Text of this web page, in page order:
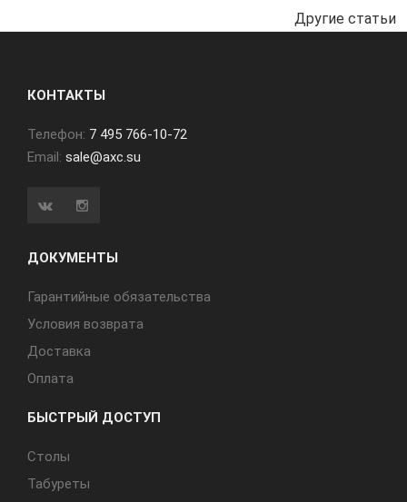
Другие статьи
КОНТАКТЫ
Телефон: 7 495 766-10-72
Email: sale@axc.su
ДОКУМЕНТЫ
Гарантийные обязательства
Условия возврата
Доставка
Оплата
БЫСТРЫЙ ДОСТУП
Cтолы
Табуреты